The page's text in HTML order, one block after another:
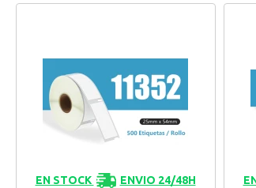
EN STOCK ENVIO 24/48H